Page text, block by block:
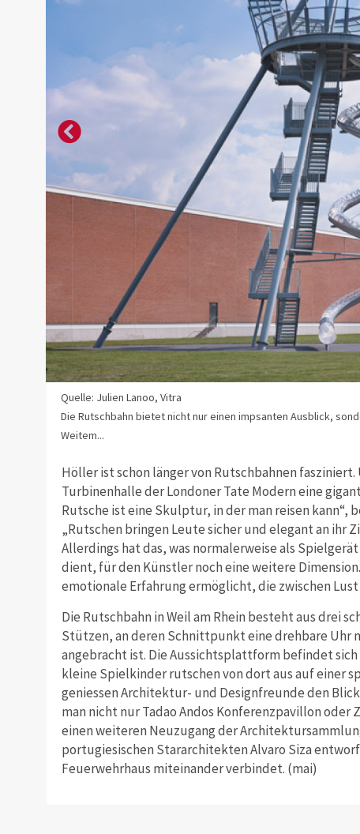
Quelle: Julien Lanoo, Vitra
Die Rutschbahn bietet nicht nur einen impsanten Ausblick,
Weitem...
Höller ist schon länger von Rutschbahnen
Turbinenhalle der Londoner Tate Modern eine
Rutsche ist eine Skulptur, in der man reisen kann“,
„Rutschen bringen Leute sicher und elegant an ihr
Allerdings hat das, was normalerweise als
dient, für den Künstler noch eine weitere
emotionale Erfahrung ermöglicht, die zwischen
Die Rutschbahn in Weil am Rhein besteht aus drei
Stützen, an deren Schnittpunkt eine drehbare Uhr
angebracht ist. Die Aussichtsplattform befindet sich
kleine Spielkinder rutschen von dort aus auf einer
geniessen Architektur- und Designfreunde den
man nicht nur Tadao Andos Konferenzpavillon oder
einen weiteren Neuzugang der
portugiesischen Stararchitekten Alvaro Siza
Feuerwehrhaus miteinander verbindet. (mai)